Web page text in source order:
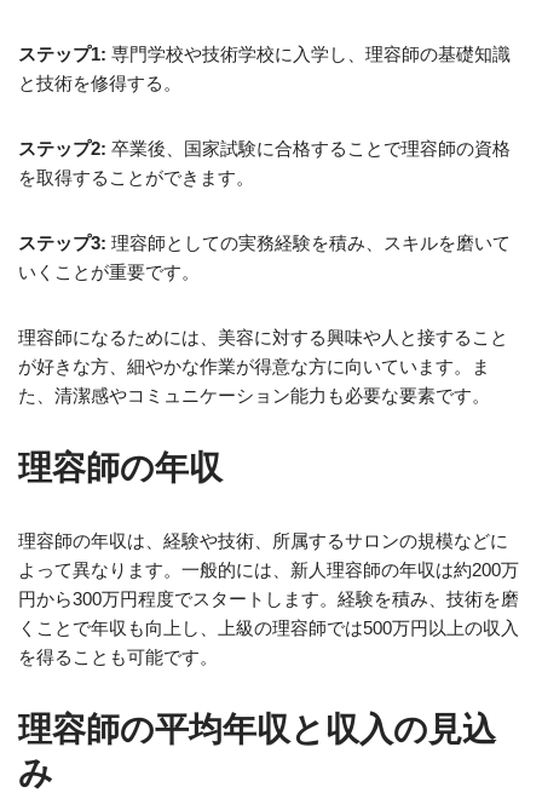
ステップ1: 専門学校や技術学校に入学し、理容師の基礎知識
と技術を修得する。
ステップ2: 卒業後、国家試験に合格することで理容師の資格
を取得することができます。
ステップ3: 理容師としての実務経験を積み、スキルを磨いて
いくことが重要です。
理容師になるためには、美容に対する興味や人と接すること
が好きな方、細やかな作業が得意な方に向いています。ま
た、清潔感やコミュニケーション能力も必要な要素です。
理容師の年収
理容師の年収は、経験や技術、所属するサロンの規模などに
よって異なります。一般的には、新人理容師の年収は約200万
円から300万円程度でスタートします。経験を積み、技術を磨
くことで年収も向上し、上級の理容師では500万円以上の収入
を得ることも可能です。
理容師の平均年収と収入の見込
み